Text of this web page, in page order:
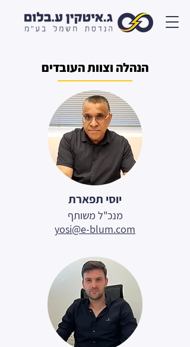
הנהלה וצוות העובדים
יוסי תפארת
מנכ"ל משותף
yosi@e-blum.com